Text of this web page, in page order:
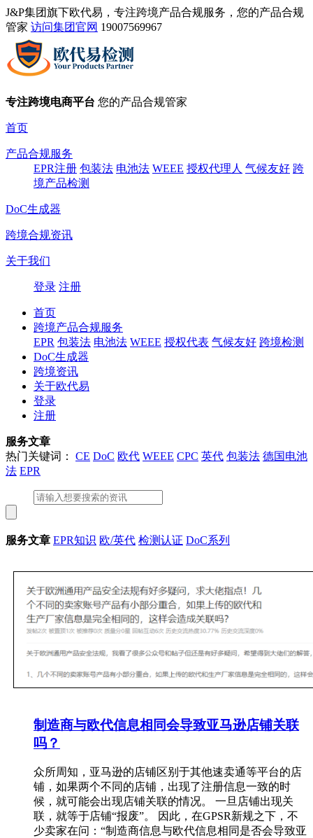
J&P集团旗下欧代易，专注跨境产品合规服务，您的产品合规
管家 访问集团官网 19007569967
专注跨境电商平台 您的产品合规管家
首页
产品合规服务
EPR注册 包装法 电池法 WEEE 授权代理人 气候友好 跨
境产品检测
DoC生成器
跨境合规资讯
关于我们
登录 注册
首页
跨境产品合规服务
EPR 包装法 电池法 WEEE 授权代表 气候友好 跨境检测
DoC生成器
跨境资讯
关于欧代易
登录
注册
服务文章
热门关键词： CE DoC 欧代 WEEE CPC 英代 包装法 德国电池
法 EPR
服务文章 EPR知识 欧/英代 检测认证 DoC系列
制造商与欧代信息相同会导致亚马逊店铺关联
吗？
众所周知，亚马逊的店铺区别于其他速卖通等平台的店
铺，如果两个不同的店铺，出现了注册信息一致的时
候，就可能会出现店铺关联的情况。 一旦店铺出现关
联，就等于店铺“报废”。 因此，在GPSR新规之下，不
少卖家在问：“制造商信息与欧代信息相同是否会导致亚